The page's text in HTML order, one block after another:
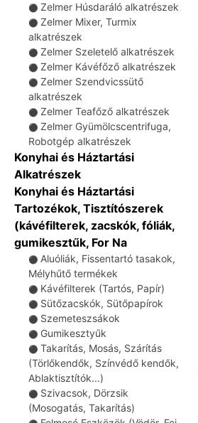
⚫ Zelmer Húsdaráló alkatrészek
⚫ Zelmer Mixer, Turmix
alkatrészek
⚫ Zelmer Szeletelő alkatrészek
⚫ Zelmer Kávéfőző alkatrészek
⚫ Zelmer Szendvicssütő
alkatrészek
⚫ Zelmer Teafőző alkatrészek
⚫ Zelmer Gyümölcscentrifuga,
Robotgép alkatrészek
Konyhai és Háztartási
Alkatrészek
Konyhai és Háztartási
Tartozékok, Tisztítószerek
(kávéfilterek, zacskók, fóliák,
gumikesztűk, For Na
⚫ Aluóliák, Fissentartó tasakok,
Mélyhűtő termékek
⚫ Kávéfilterek (Tartós, Papír)
⚫ Sütőzacskók, Sütőpapírok
⚫ Szemeteszsákok
⚫ Gumikesztyűk
⚫ Takarítás, Mosás, Szárítás
(Törlőkendők, Színvédő kendők,
Ablaktisztítók...)
⚫ Szivacsok, Dörzsik
(Mosogatás, Takarítás)